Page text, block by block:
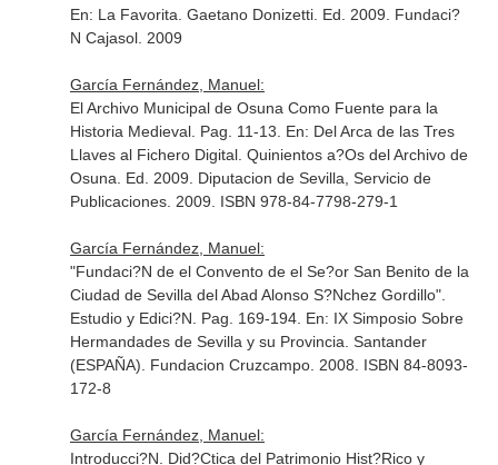
En: La Favorita. Gaetano Donizetti. Ed. 2009. Fundaci?
N Cajasol. 2009
García Fernández, Manuel:
El Archivo Municipal de Osuna Como Fuente para la
Historia Medieval. Pag. 11-13. En: Del Arca de las Tres
Llaves al Fichero Digital. Quinientos a?Os del Archivo de
Osuna . Ed. 2009. Diputacion de Sevilla, Servicio de
Publicaciones. 2009. ISBN 978-84-7798-279-1
García Fernández, Manuel:
"Fundaci?N de el Convento de el Se?or San Benito de la
Ciudad de Sevilla del Abad Alonso S?Nchez Gordillo".
Estudio y Edici?N. Pag. 169-194. En: IX Simposio Sobre
Hermandades de Sevilla y su Provincia . Santander
(ESPAÑA). Fundacion Cruzcampo. 2008. ISBN 84-8093-
172-8
García Fernández, Manuel:
Introducci?N. Did?Ctica del Patrimonio Hist?Rico y